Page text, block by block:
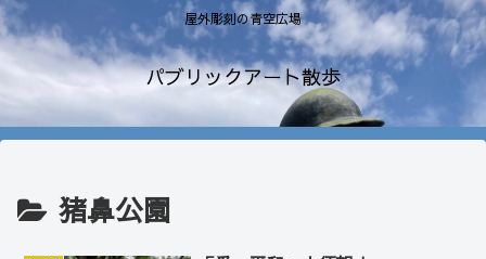
屋外彫刻の青空広場
パブリックアート散歩
猪鼻公園